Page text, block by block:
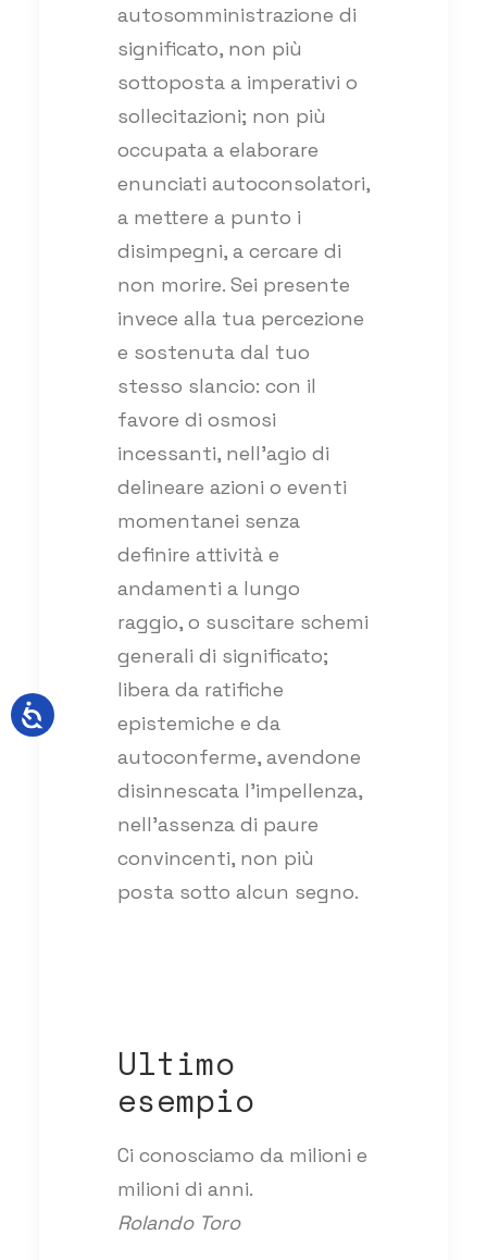
autosomministrazione di
significato, non più
sottoposta a imperativi o
sollecitazioni; non più
occupata a elaborare
enunciati autoconsolatori,
a mettere a punto i
disimpegni, a cercare di
non morire. Sei presente
invece alla tua percezione
e sostenuta dal tuo
stesso slancio: con il
favore di osmosi
incessanti, nell’agio di
delineare azioni o eventi
momentanei senza
definire attività e
andamenti a lungo
raggio, o suscitare schemi
generali di significato;
libera da ratifiche
epistemiche e da
autoconferme, avendone
disinnescata l’impellenza,
nell’assenza di paure
convincenti, non più
posta sotto alcun segno.
Ultimo
esempio
Ci conosciamo da milioni e
milioni di anni.
Rolando Toro